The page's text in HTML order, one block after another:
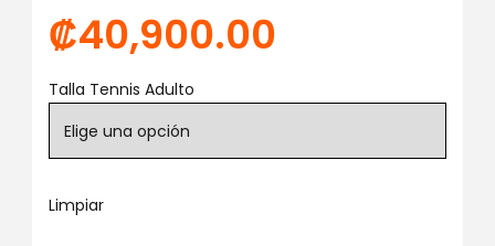
₡40,900.00
Talla Tennis Adulto
Limpiar